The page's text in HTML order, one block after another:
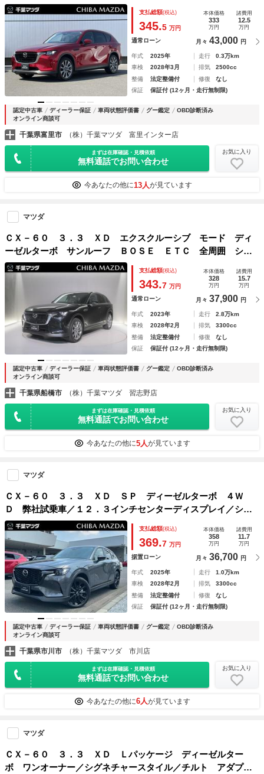
ト 禁煙車 オートマチックハイビーム メモリナビ キ－レ
ス アルミ ナビＴＶ ＵＳＢ オートエアコン アイドリン
支払総額(税込)
345.5 万円
本体価格
333
万円
諸費用
12.5
万円
通常ローン 月々 43,000 円
年式 2025年 走行
0.3万km
車検
2028年3月 排気
2500cc
整備
法定整備付 修復
なし
保証
保証付 (12ヶ月・走行無制限)
認定中古車 ディーラー保証 車両状態評価書 グー鑑定
OBD診断済み
オンライン商談可
千葉県富里市 （株）千葉マツダ 富里インター店
まずは在庫確認・見積依頼
無料通話でお問い合わせ
お気に入り
今あなたの他に13人が見ています
マツダ
ＣＸ－６０ ３．３ ＸＤ エクスクルーシブ モード ディ
ーゼルターボ サンルーフ ＢＯＳＥ ＥＴＣ 全周囲 シー
トＨ フルセグＴＶ ワンオーナ 衝突軽減 ＬＥＤ スマー
トキー ＥＴＣ メモリーナビ ｉ－ｓｔｏｐ パワーシー
ト 盗難防止装置 禁煙車 記録簿 アルミホイール
支払総額(税込)
343.7 万円
本体価格
328
万円
諸費用
15.7
万円
通常ローン 月々 37,900 円
年式 2023年 走行
2.8万km
車検
2028年2月 排気
3300cc
整備
法定整備付 修復
なし
保証
保証付 (12ヶ月・走行無制限)
認定中古車 ディーラー保証 車両状態評価書 グー鑑定
OBD診断済み
オンライン商談可
千葉県船橋市 （株）千葉マツダ 習志野店
まずは在庫確認・見積依頼
無料通話でお問い合わせ
お気に入り
今あなたの他に5人が見ています
マツダ
ＣＸ－６０ ３．３ ＸＤ ＳＰ ディーゼルターボ ４Ｗ
Ｄ 弊社試乗車／１２．３インチセンターディスプレイ／シー
スルービュー機能付３６０°ビューモニター／ＡｎｄｒｏｉｄＡ
ｕｔｏ・ワイヤレスＡｐｐｌｅＣａｒＰｌａｙ接続
支払総額(税込)
369.7 万円
本体価格
358
万円
諸費用
11.7
万円
据置ローン 月々 36,700 円
年式 2025年 走行
1.0万km
車検
2028年2月 排気
3300cc
整備
法定整備付 修復
なし
保証
保証付 (12ヶ月・走行無制限)
認定中古車 ディーラー保証 車両状態評価書 グー鑑定
OBD診断済み
オンライン商談可
千葉県市川市 （株）千葉マツダ 市川店
まずは在庫確認・見積依頼
無料通話でお問い合わせ
お気に入り
今あなたの他に6人が見ています
マツダ
ＣＸ－６０ ３．３ ＸＤ Ｌパッケージ ディーゼルター
ボ ワンオーナー／シグネチャースタイル／チルト アダプテ